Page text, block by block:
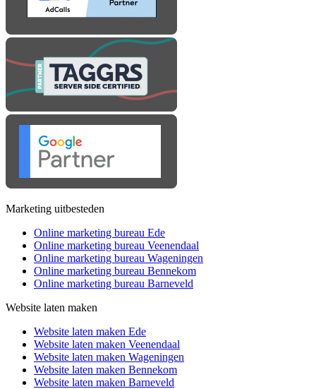
Marketing uitbesteden
Online marketing bureau Ede
Online marketing bureau Veenendaal
Online marketing bureau Wageningen
Online marketing bureau Bennekom
Online marketing bureau Barneveld
Website laten maken
Website laten maken Ede
Website laten maken Veenendaal
Website laten maken Wageningen
Website laten maken Bennekom
Website laten maken Barneveld